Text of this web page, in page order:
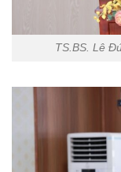
TS.BS. Lê